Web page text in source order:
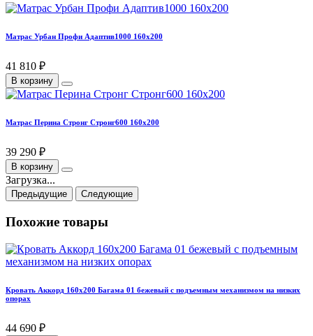
Матрас Урбан Профи Адаптив1000 160х200
41 810 ₽
В корзину
Матрас Перина Стронг Стронг600 160х200
39 290 ₽
В корзину
Загрузка...
Предыдущие Следующие
Похожие товары
Кровать Аккорд 160х200 Багама 01 бежевый с подъемным механизмом на низких
опорах
44 690 ₽